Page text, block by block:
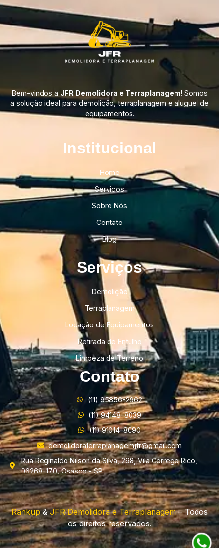
Bem-vindos a JFR Demolidora e Terraplanagem! Somos
a solução ideal para demolição, terraplanagem e aluguel de
equipamentos.
Institucional​
Home
Serviços
Sobre Nós
Contato
Blog
Serviços
Demolição
Terraplanagem
Locação de Equipamentos
Retirada de Entulho
Limpeza de Terreno
Contato
(11) 95856-2962
(11) 94148-8039
(11) 91014-8090
demolidoraterraplanagemjfr@gmail.com
Rua Reginaldo Nilson da Silva, 298, Vila Corrego Rico,
06268-170, Osasco - SP
Rankup&JFR Demolidora e Terraplanagem– Todos
os direitos reservados.